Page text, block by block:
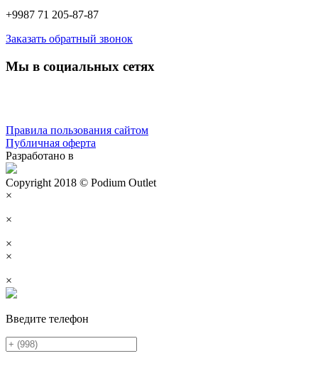
+9987 71 205-87-87
Заказать обратный звонок
Мы в социальных сетях
Правила пользования сайтом
Публичная оферта
Разработано в
Copyright 2018 © Podium Outlet
×
×
×
×
×
Введите телефон